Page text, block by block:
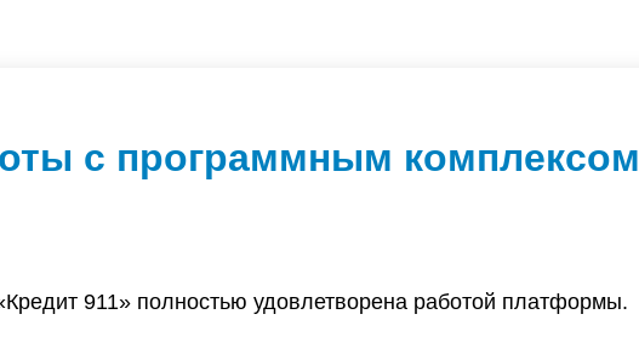
с программным комплексом
911» полностью удовлетворена работой платформы.